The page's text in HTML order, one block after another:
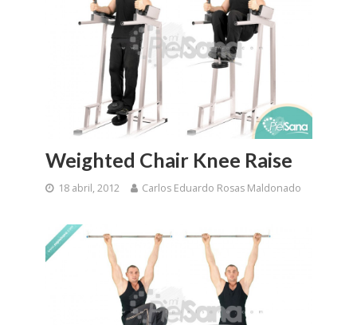
Weighted Chair Knee Raise
18 abril, 2012 Carlos Eduardo Rosas Maldonado